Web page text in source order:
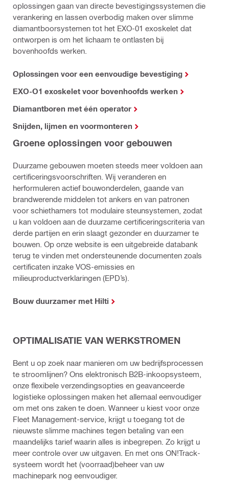
oplossingen gaan van directe bevestigingssystemen die
verankering en lassen overbodig maken over slimme
diamantboorsystemen tot het EXO-01 exoskelet dat
ontworpen is om het lichaam te ontlasten bij
bovenhoofds werken.
Oplossingen voor een eenvoudige bevestiging
EXO-O1 exoskelet voor bovenhoofds werken
Diamantboren met één operator
Snijden, lijmen en voormonteren
Groene oplossingen voor gebouwen
Duurzame gebouwen moeten steeds meer voldoen aan
certificeringsvoorschriften. Wij veranderen en
herformuleren actief bouwonderdelen, gaande van
brandwerende middelen tot ankers en van patronen
voor schiethamers tot modulaire steunsystemen, zodat
u kan voldoen aan de duurzame certificeringscriteria van
derde partijen en erin slaagt gezonder en duurzamer te
bouwen. Op onze website is een uitgebreide databank
terug te vinden met ondersteunende documenten zoals
certificaten inzake VOS-emissies en
milieuproductverklaringen (EPD’s).
Bouw duurzamer met Hilti
OPTIMALISATIE VAN WERKSTROMEN
Bent u op zoek naar manieren om uw bedrijfsprocessen
te stroomlijnen? Ons elektronisch B2B-inkoopsysteem,
onze flexibele verzendingsopties en geavanceerde
logistieke oplossingen maken het allemaal eenvoudiger
om met ons zaken te doen. Wanneer u kiest voor onze
Fleet Management-service, krijgt u toegang tot de
nieuwste slimme machines tegen betaling van een
maandelijks tarief waarin alles is inbegrepen. Zo krijgt u
meer controle over uw uitgaven. En met ons ON!Track-
systeem wordt het (voorraad)beheer van uw
machinepark nog eenvoudiger.